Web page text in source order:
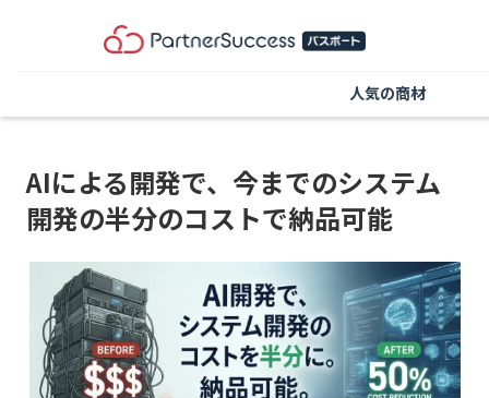
AIによる開発で、今までのシステム
開発の半分のコストで納品可能
人気の商材